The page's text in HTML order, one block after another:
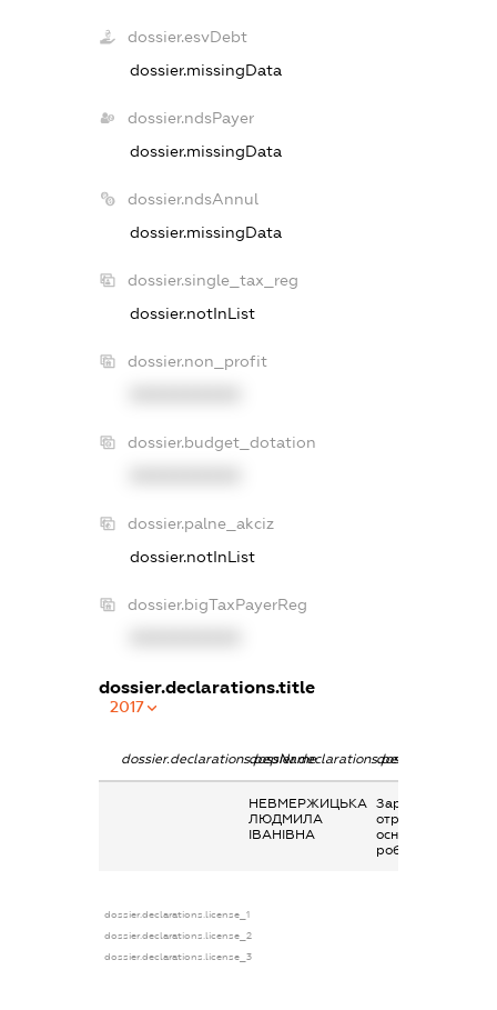
dossier.esvDebt
dossier.missingData
dossier.ndsPayer
dossier.missingData
dossier.ndsAnnul
dossier.missingData
dossier.single_tax_reg
dossier.notInList
dossier.non_profit
dossier.budget_dotation
dossier.palne_akciz
dossier.notInList
dossier.bigTaxPayerReg
dossier.declarations.title
2017
dossier.declarations.pepNamedossier.declarations.personName
НЕВМЕРЖИЦЬКА
ЛЮДМИЛА
ІВАНІВНА
Заробітна плата
отримана за
основним місцем
роботи
dossier.declarations.license_1
dossier.declarations.license_2
dossier.declarations.license_3